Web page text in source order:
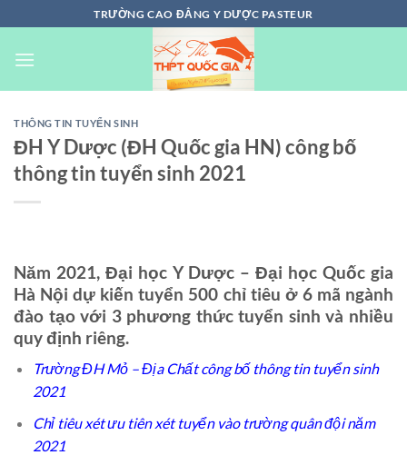
đến
nội
TRƯỜNG CAO ĐẲNG Y DƯỢC PASTEUR
THÔNG TIN TUYỂN SINH
ĐH Y Dược (ĐH Quốc gia HN) công bố
thông tin tuyển sinh 2021
Năm 2021, Đại học Y Dược – Đại học Quốc gia
Hà Nội dự kiến tuyển 500 chỉ tiêu ở 6 mã ngành
đào tạo với 3 phương thức tuyển sinh và nhiều
quy định riêng.
Trường ĐH Mỏ – Địa Chất công bố thông tin tuyển sinh
2021
Chỉ tiêu xét ưu tiên xét tuyển vào trường quân đội năm
2021